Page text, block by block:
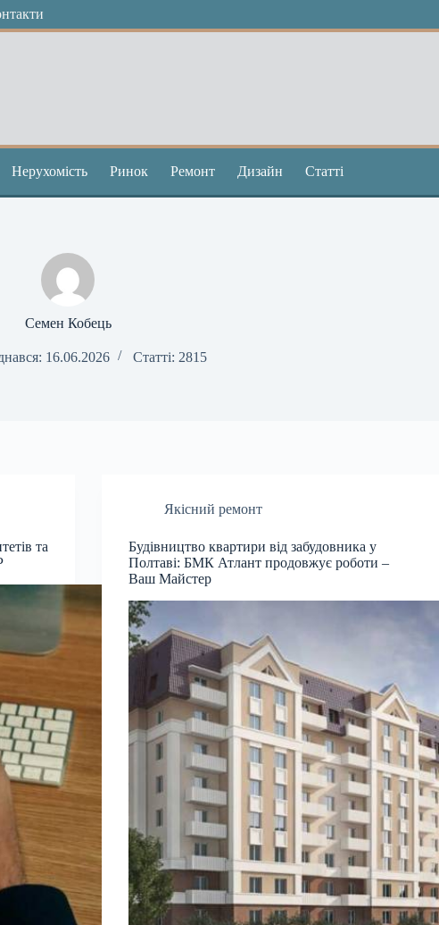
Нерухомість Ринок Ремонт Дизайн Статті
Семен Кобець
16.06.2026 Статті: 2815
та
Якісний ремонт
Будівництво квартири від забудовника у
Полтаві: БМК Атлант продовжує роботи –
Ваш Майстер